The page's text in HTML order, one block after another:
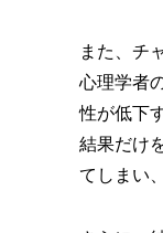
また、チ
心理学者
性が低下
結果だけ
てしまい